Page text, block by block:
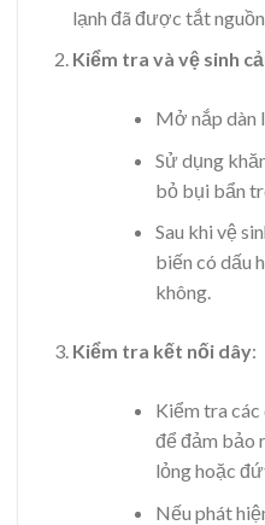
lạnh đã được tắt
Kiểm tra và vệ sinh
Mở nắp dàn
Sử dụng
bỏ bụi bẩn
Sau khi vệ
biến có dấu
không.
Kiểm tra kết nối dây:
Kiểm tra
để đảm bảo
lỏng hoặc
Nếu phát